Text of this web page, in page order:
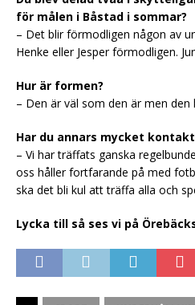
för målen i Båstad i sommar?
– Det blir förmodligen någon av
Henke eller Jesper förmodligen.
Hur är formen?
– Den är väl som den är men
Har du annars mycket
– Vi har träffats ganska
oss håller fortfarande på med
ska det bli kul att träffa alla och
Lycka till så ses vi på